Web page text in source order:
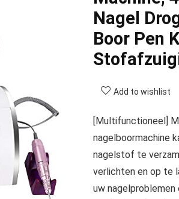
Nagel
Boor Pen
Add to wishlist
[Multifunctioneel]
nagelboormachine
nagelstof te
verlichten en op te
uw nagelproblemen